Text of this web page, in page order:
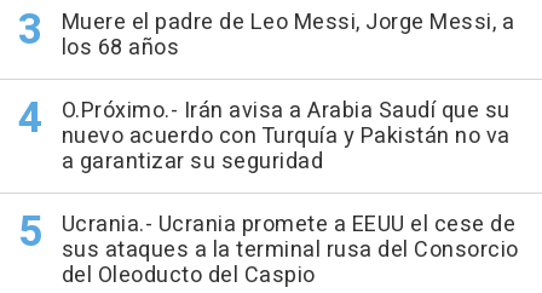
Muere el padre de Leo Messi, Jorge Messi, a
los 68 años
O.Próximo.- Irán avisa a Arabia Saudí que su
nuevo acuerdo con Turquía y Pakistán no va
a garantizar su seguridad
Ucrania.- Ucrania promete a EEUU el cese de
sus ataques a la terminal rusa del Consorcio
del Oleoducto del Caspio